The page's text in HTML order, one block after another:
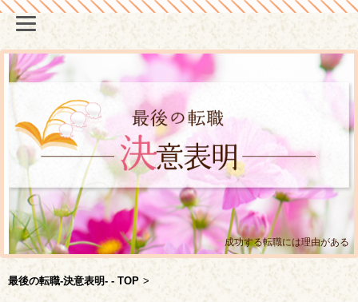
成功する転職には理由がある
最後の転職-決意表明- - TOP >